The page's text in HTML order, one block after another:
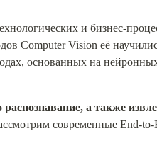
и бизнес-
Computer Vision её
основанных на
распознавание, а также
современные End-to-